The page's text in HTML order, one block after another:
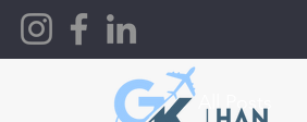
All Posts